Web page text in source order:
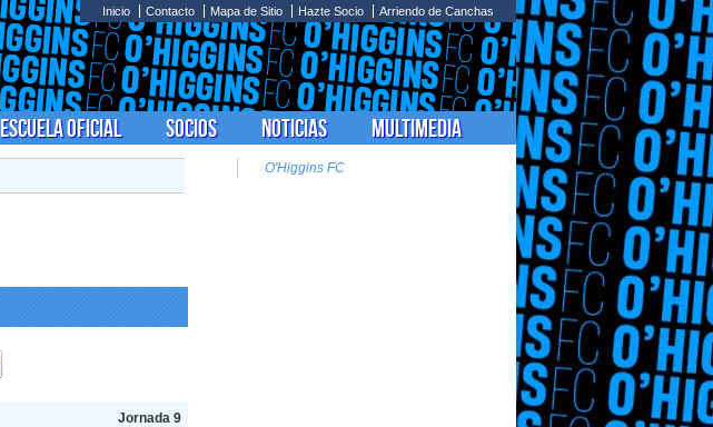
Inicio Contacto Mapa de Sitio Hazte Socio Arriendo de Canchas
Escuela Oficial Socios Noticias Multimedia
Jornada 9
O'Higgins FC